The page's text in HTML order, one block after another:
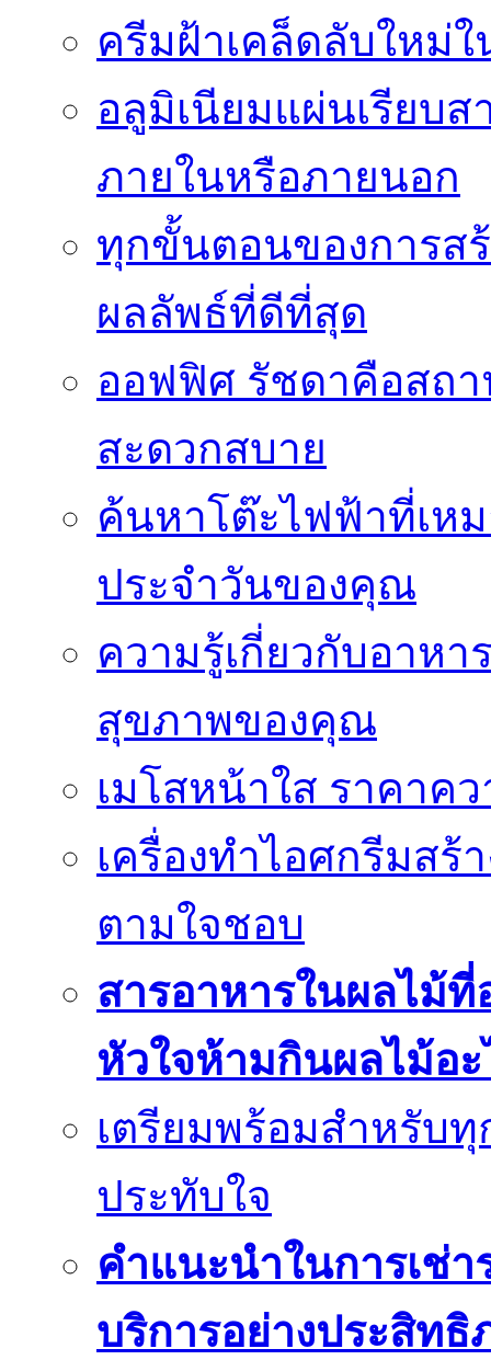
ครีมฝ้าเคล็ดลับใหม่
อลูมิเนียมแผ่นเรียบส
ภายในหรือภายนอก
ทุกขั้นตอนของการส
ผลลัพธ์ที่ดีที่สุด
ออฟฟิศ รัชดาคือสถ
สะดวกสบาย
ค้นหาโต๊ะไฟฟ้าที่เห
ประจำวันของคุณ
ความรู้เกี่ยวกับอาหา
สุขภาพของคุณ
เมโสหน้าใส ราคาค
เครื่องทำไอศกรีมส
ตามใจชอบ
สารอาหารในผลไม้
หัวใจห้ามกินผลไม้อะ
เตรียมพร้อมสำหรับ
ประทับใจ
คำแนะนำในการเช่า
บริการอย่างประสิทธิ